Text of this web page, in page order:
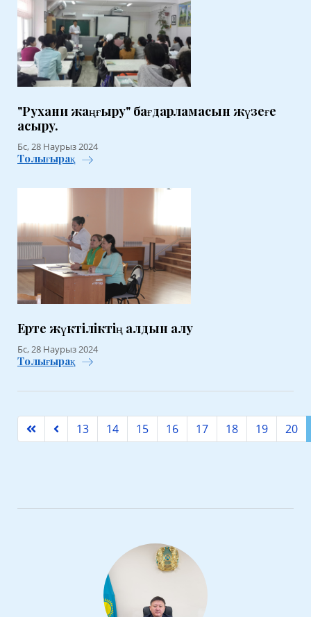
"Рухани жаңғыру" бағдарламасын жүзеғе
асыру.
Бс, 28 Наурыз 2024
Толығырақ
Ерте жүктіліктің алдын алу
Бс, 28 Наурыз 2024
Толығырақ
13 14 15 16 17 18 19 20